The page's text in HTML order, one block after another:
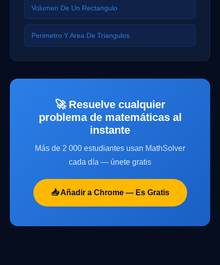
Volumen De Un Rectangulo
Perimetro Y Area De Triangulos
🚀 Resuelve cualquier
problema de matemáticas al
instante
Más de 2 000 estudiantes usan MathSolver
cada día — únete gratis
📥 Añadir a Chrome — Es Gratis